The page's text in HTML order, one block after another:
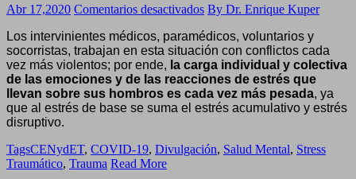
Abr 17,2020 Comentarios desactivadosen
Cuida
a
Nuestros
Cuidadores?
By Dr. Enrique Kuper
Los intervinientes médicos, paramédicos, voluntarios y
socorristas, trabajan en esta situación con conflictos cada
vez más violentos; por ende, la carga individual y colectiva
de las emociones y de las reacciones de estrés que
llevan sobre sus hombros es cada vez más pesada, ya
que al estrés de base se suma el estrés acumulativo y estrés
disruptivo.
TagsCENydET, COVID-19, Divulgación, Salud Mental, Stress
Traumático, Trauma Read More